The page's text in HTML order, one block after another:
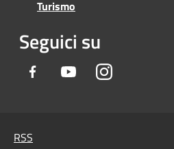
Turismo
Seguici su
Facebook YoutubeInstagram
RSS